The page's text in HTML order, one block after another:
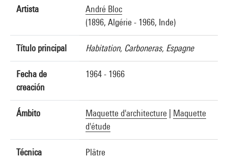
Artista
André Bloc
(1896, Algérie - 1966, Inde)
Título principal Habitation, Carboneras, Espagne
Fecha de
creación
1964 - 1966
Ámbito Maquette d'architecture
Maquette
d'étude
Técnica Plâtre